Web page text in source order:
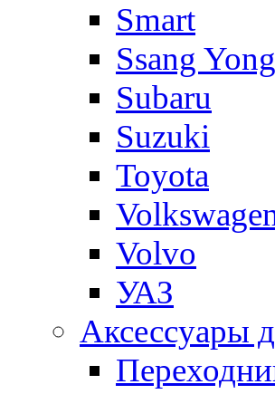
Smart
Ssang Yong
Subaru
Suzuki
Toyota
Volvo
УАЗ
Аксессуары